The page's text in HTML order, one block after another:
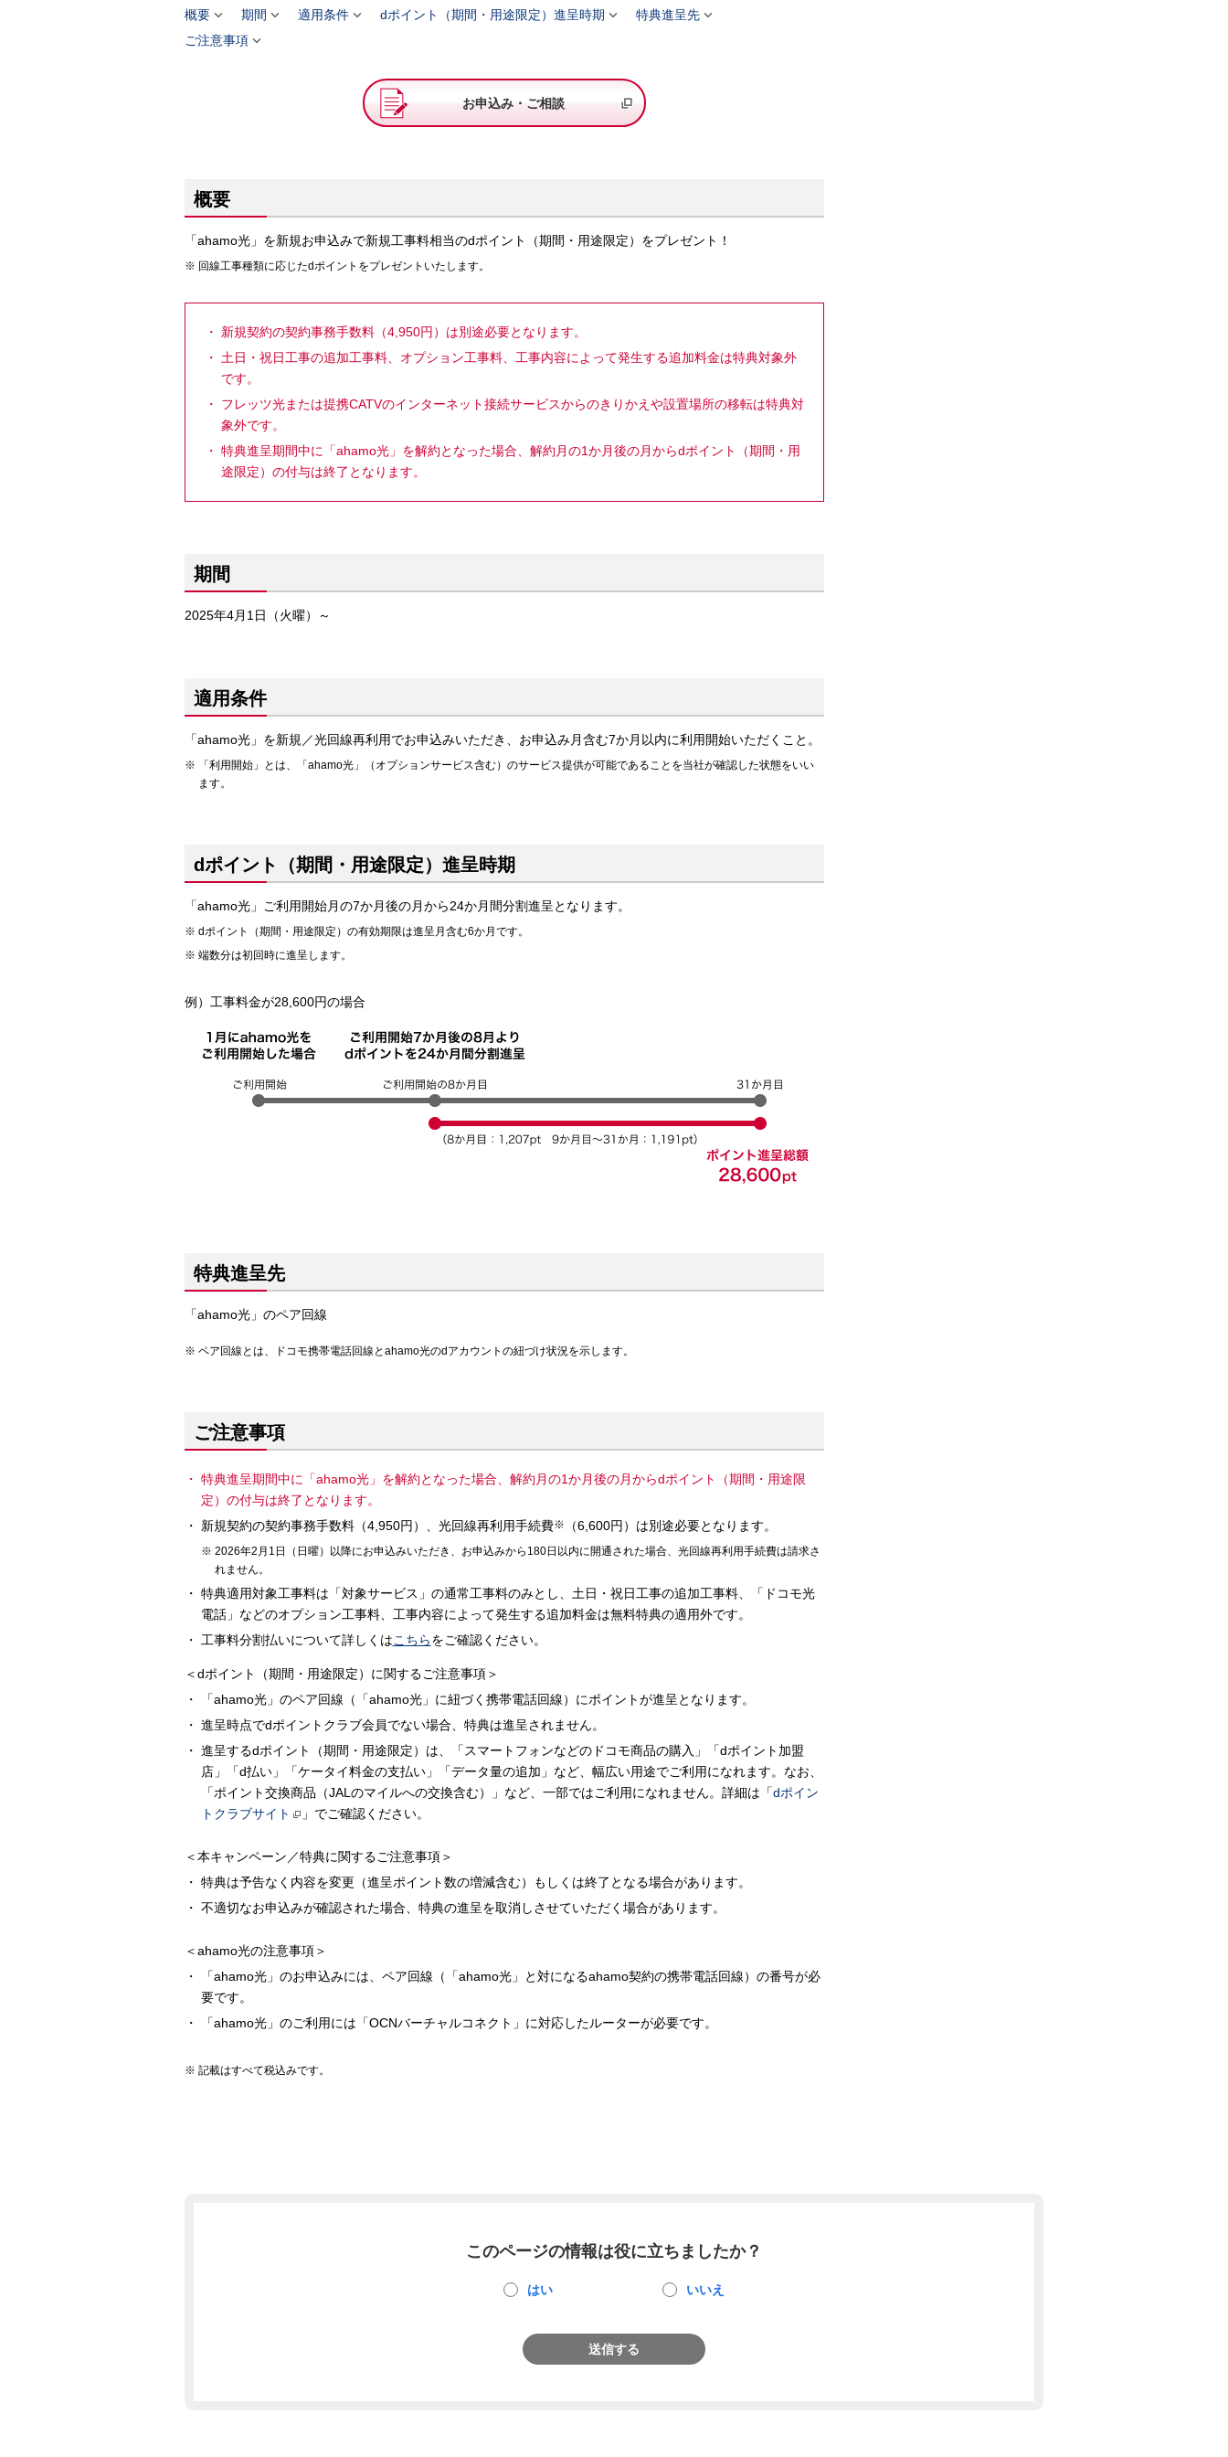
概要 期間  適用条件 dポイント（期間・用途限定）進呈時期  特典進呈先
ご注意事項
お申込み・ご相談
概要
「ahamo光」を新規お申込みで新規工事料相当のdポイント（期間・用途限定）をプレゼント！
回線工事種類に応じたdポイントをプレゼントいたします。
新規契約の契約事務手数料（4,950円）は別途必要となります。
土日・祝日工事の追加工事料、オプション工事料、工事内容によって発生する追加料金は特典対象外
です。
フレッツ光または提携CATVのインターネット接続サービスからのきりかえや設置場所の移転は特典対
象外です。
特典進呈期間中に「ahamo光」を解約となった場合、解約月の1か月後の月からdポイント（期間・用
途限定）の付与は終了となります。
期間
2025年4月1日（火曜）～
適用条件
「ahamo光」を新規／光回線再利用でお申込みいただき、お申込み月含む7か月以内に利用開始いただくこと。
「利用開始」とは、「ahamo光」（オプションサービス含む）のサービス提供が可能であることを当社が確認した状態をいい
ます。
dポイント（期間・用途限定）進呈時期
「ahamo光」ご利用開始月の7か月後の月から24か月間分割進呈となります。
dポイント（期間・用途限定）の有効期限は進呈月含む6か月です。
端数分は初回時に進呈します。
例）工事料金が28,600円の場合
特典進呈先
「ahamo光」のペア回線
ペア回線とは、ドコモ携帯電話回線とahamo光のdアカウントの紐づけ状況を示します。
ご注意事項
特典進呈期間中に「ahamo光」を解約となった場合、解約月の1か月後の月からdポイント（期間・用途限
定）の付与は終了となります。
新規契約の契約事務手数料（4,950円）、光回線再利用手続費※ （6,600円）は別途必要となります。
2026年2月1日（日曜）以降にお申込みいただき、お申込みから180日以内に開通された場合、光回線再利用手続費は請求さ
れません。
特典適用対象工事料は「対象サービス」の通常工事料のみとし、土日・祝日工事の追加工事料、「ドコモ光
電話」などのオプション工事料、工事内容によって発生する追加料金は無料特典の適用外です。
工事料分割払いについて詳しくはこちらをご確認ください。
＜dポイント（期間・用途限定）に関するご注意事項＞
「ahamo光」のペア回線（「ahamo光」に紐づく携帯電話回線）にポイントが進呈となります。
進呈時点でdポイントクラブ会員でない場合、特典は進呈されません。
進呈するdポイント（期間・用途限定）は、「スマートフォンなどのドコモ商品の購入」「dポイント加盟
店」「d払い」「ケータイ料金の支払い」「データ量の追加」など、幅広い用途でご利用になれます。なお、
「ポイント交換商品（JALのマイルへの交換含む）」など、一部ではご利用になれません。詳細は「dポイン
トクラブサイト
」でご確認ください。
＜本キャンペーン／特典に関するご注意事項＞
特典は予告なく内容を変更（進呈ポイント数の増減含む）もしくは終了となる場合があります。
不適切なお申込みが確認された場合、特典の進呈を取消しさせていただく場合があります。
＜ahamo光の注意事項＞
「ahamo光」のお申込みには、ペア回線（「ahamo光」と対になるahamo契約の携帯電話回線）の番号が必
要です。
「ahamo光」のご利用には「OCNバーチャルコネクト」に対応したルーターが必要です。
記載はすべて税込みです。
このページの情報は役に立ちましたか？
はい いいえ
送信する